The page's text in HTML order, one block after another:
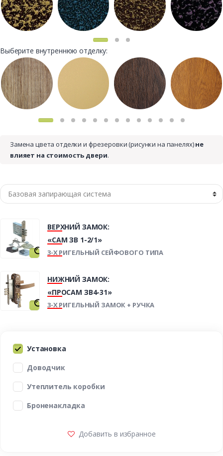
Выберите внутреннюю отделку:
Замена цвета отделки и фрезеровки (рисунки на панелях)не
влияет на стоимость двери.
ВЕРХНИЙ ЗАМОК:
«САМ ЗВ 1-2/1»
3-Х РИГЕЛЬНЫЙ СЕЙФОВОГО ТИПА
НИЖНИЙ ЗАМОК:
«ПРОСАМ ЗВ4-31»
3-Х РИГЕЛЬНЫЙ ЗАМОК + РУЧКА
Установка
Доводчик
Утеплитель коробки
Броненакладка
Добавить в избранное